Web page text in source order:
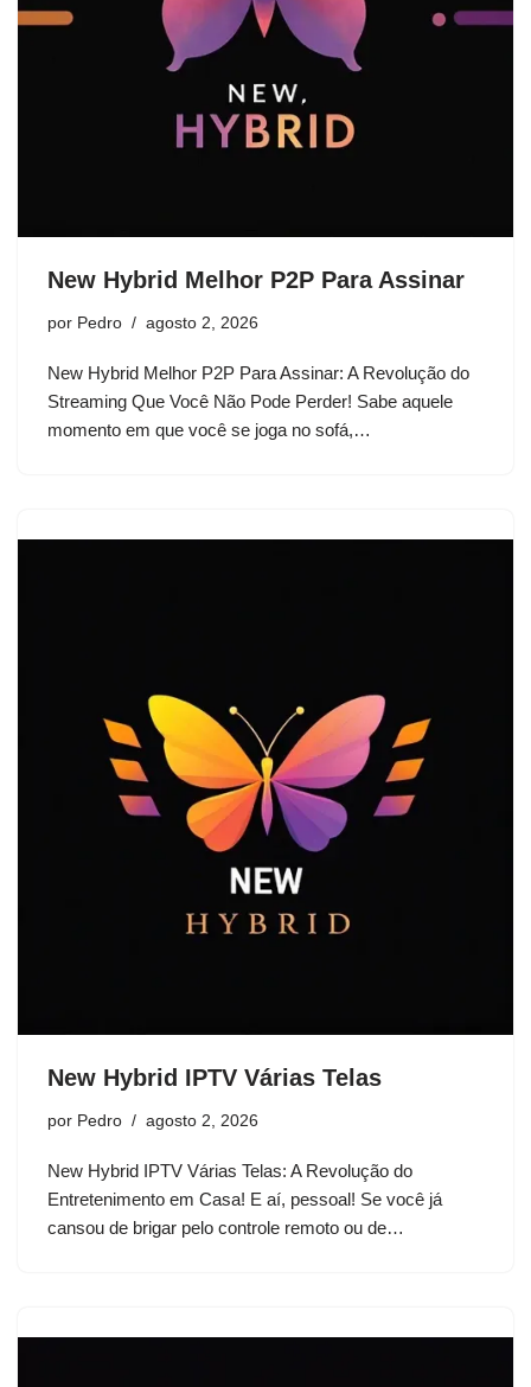
New Hybrid Melhor P2P Para Assinar
por Pedro agosto 2, 2026
New Hybrid Melhor P2P Para Assinar: A Revolução do
Streaming Que Você Não Pode Perder! Sabe aquele
momento em que você se joga no sofá,…
New Hybrid IPTV Várias Telas
por Pedro agosto 2, 2026
New Hybrid IPTV Várias Telas: A Revolução do
Entretenimento em Casa! E aí, pessoal! Se você já
cansou de brigar pelo controle remoto ou de…